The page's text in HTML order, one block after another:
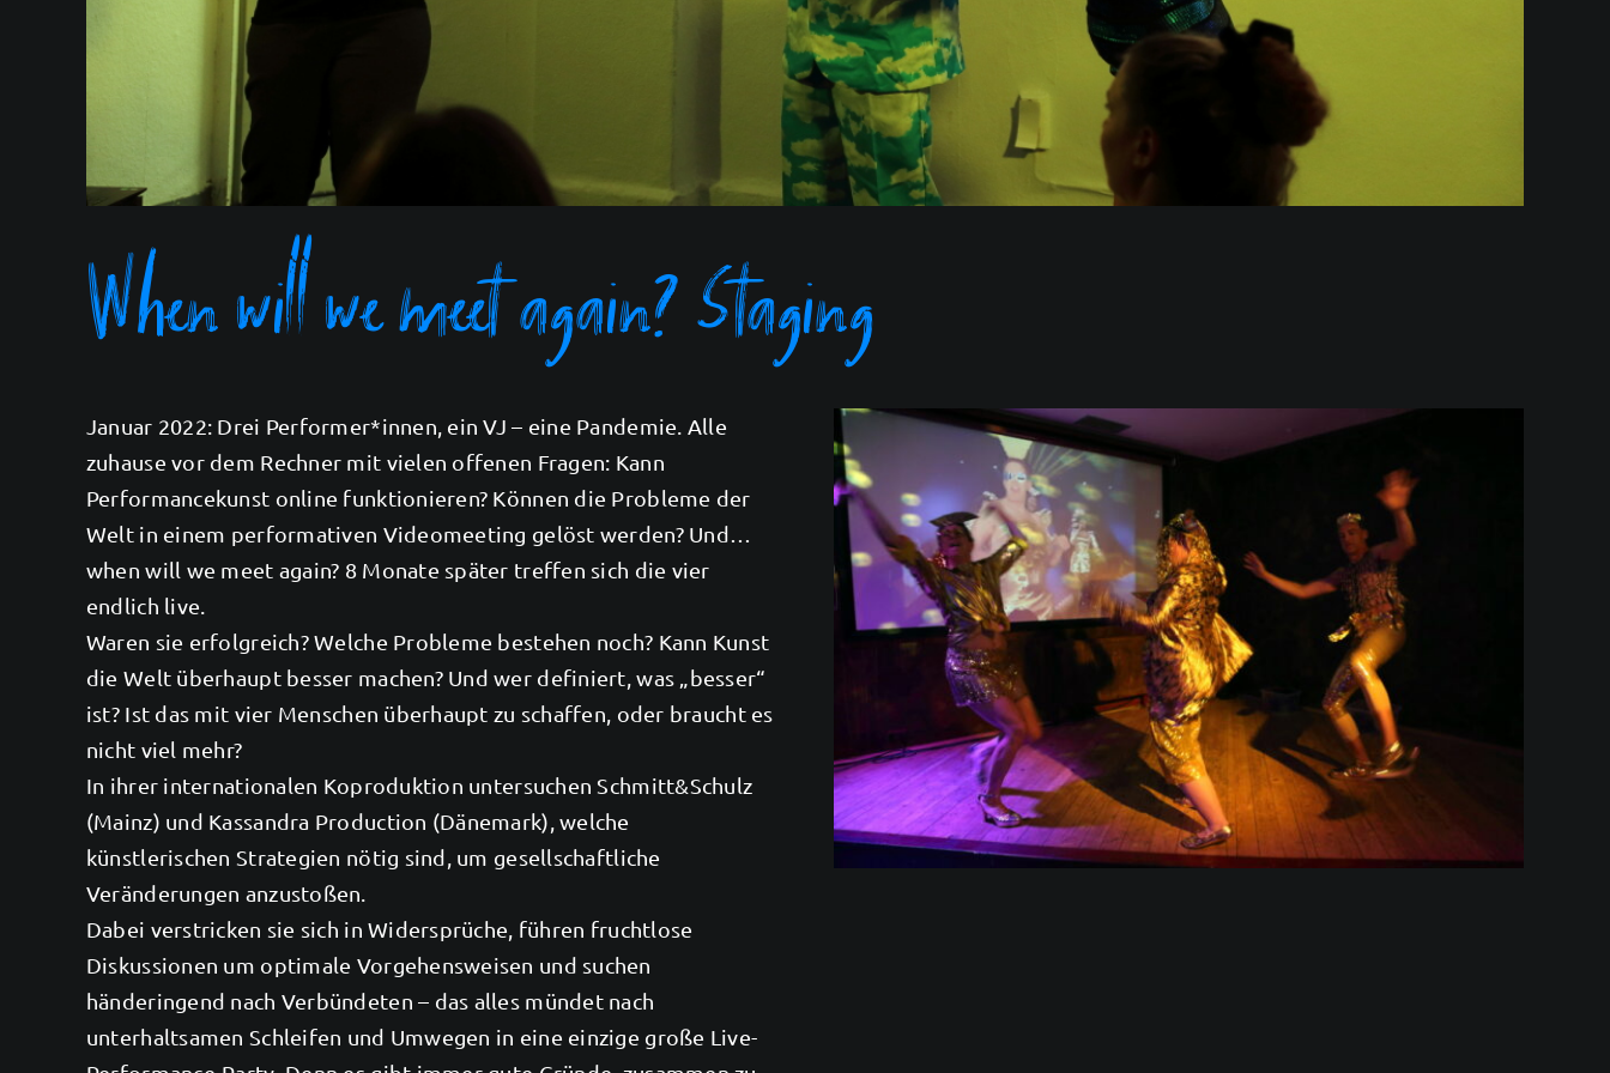
When will we meet again? Staging
Januar 2022: Drei Performer*innen, ein VJ – eine Pandemie. Alle
zuhause vor dem Rechner mit vielen offenen Fragen: Kann
Performancekunst online funktionieren? Können die Probleme der
Welt in einem performativen Videomeeting gelöst werden? Und…
when will we meet again? 8 Monate später treffen sich die vier
endlich live.
Waren sie erfolgreich? Welche Probleme bestehen noch? Kann Kunst
die Welt überhaupt besser machen? Und wer definiert, was „besser“
ist? Ist das mit vier Menschen überhaupt zu schaffen, oder braucht es
nicht viel mehr?
In ihrer internationalen Koproduktion untersuchen Schmitt&Schulz
(Mainz) und Kassandra Production (Dänemark), welche
künstlerischen Strategien nötig sind, um gesellschaftliche
Veränderungen anzustoßen.
Dabei verstricken sie sich in Widersprüche, führen fruchtlose
Diskussionen um optimale Vorgehensweisen und suchen
händeringend nach Verbündeten – das alles mündet nach
unterhaltsamen Schleifen und Umwegen in eine einzige große Live-